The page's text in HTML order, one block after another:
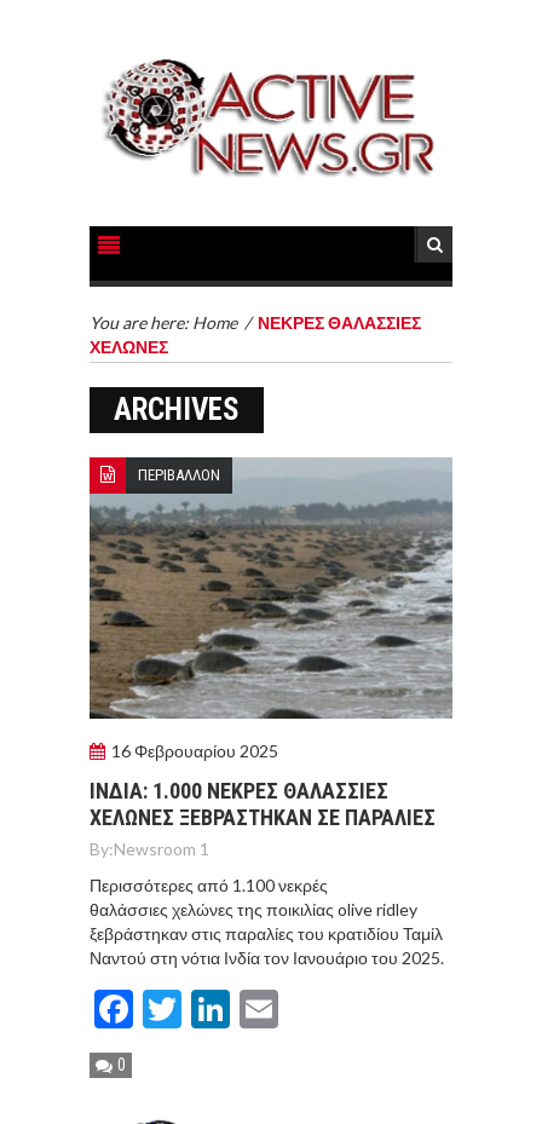
You are here: Home / ΝΕΚΡΕΣ ΘΑΛΑΣΣΙΕΣ
ΧΕΛΩΝΕΣ
ARCHIVES
ΠΕΡΙΒΑΛΛΟΝ
16 Φεβρουαρίου 2025
ΙΝΔΙΑ: 1.000 ΝΕΚΡΕΣ ΘΑΛΑΣΣΙΕΣ
ΧΕΛΩΝΕΣ ΞΕΒΡΑΣΤΗΚΑΝ ΣΕ ΠΑΡΑΛΙΕΣ
By:Newsroom 1
Περισσότερες από 1.100 νεκρές
θαλάσσιες χελώνες της ποικιλίας olive ridley
ξεβράστηκαν στις παραλίες του κρατιδίου Ταμίλ
Ναντού στη νότια Ινδία τον Ιανουάριο του 2025.
Facebook
TwitterLinkedIn
0